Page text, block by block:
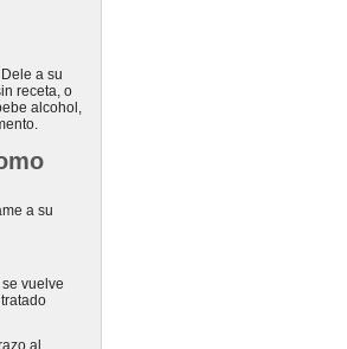
a su
receta, o
alcohol,
a su
vuelve
al